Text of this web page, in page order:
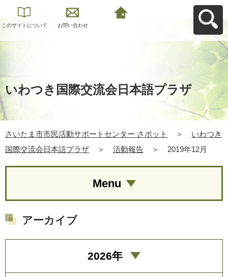
このサイトについて お問い合わせ
いわつき国際交流会日本語プラザ
さいたま市市民活動サポートセンター さポット ＞
いわつき
国際交流会日本語プラザ
＞ 活動報告 ＞ 2019年12月
Menu
アーカイブ
2026年